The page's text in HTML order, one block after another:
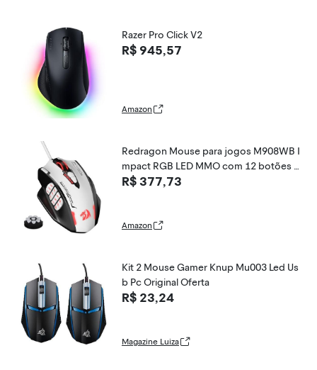
Razer Pro Click V2
R$ 945,57
Amazon
Redragon Mouse para jogos M908WB I
mpact RGB LED MMO com 12 botões l
aterais, mouse ergonômico com fio óp
aderência
R$ 377,73
Amazon
Kit 2 Mouse Gamer Knup Mu003 Led Us
b Pc Original Oferta
R$ 23,24
Magazine Luiza